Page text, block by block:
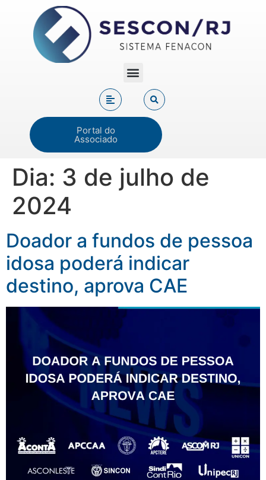
Portal do
Associado
Dia: 3 de julho de
2024
Doador a fundos de pessoa
idosa poderá indicar
destino, aprova CAE